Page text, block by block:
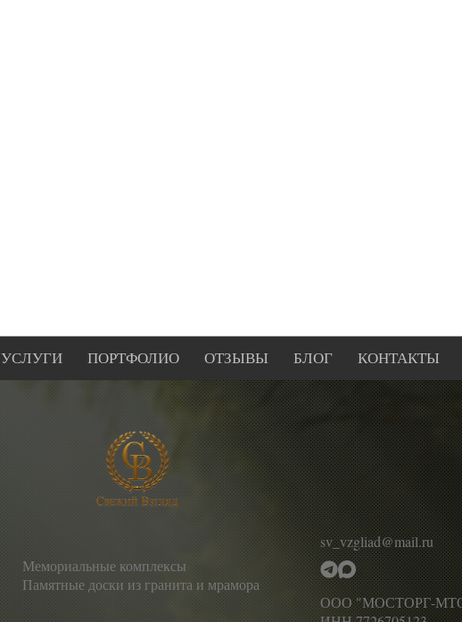
УСЛУГИ ПОРТФОЛИО ОТЗЫВЫ БЛОГ КОНТАКТЫ
Мемориальные комплексы
Памятные доски из гранита и мрамора
sv_vzgliad@mail.ru
ООО "МОСТОРГ-